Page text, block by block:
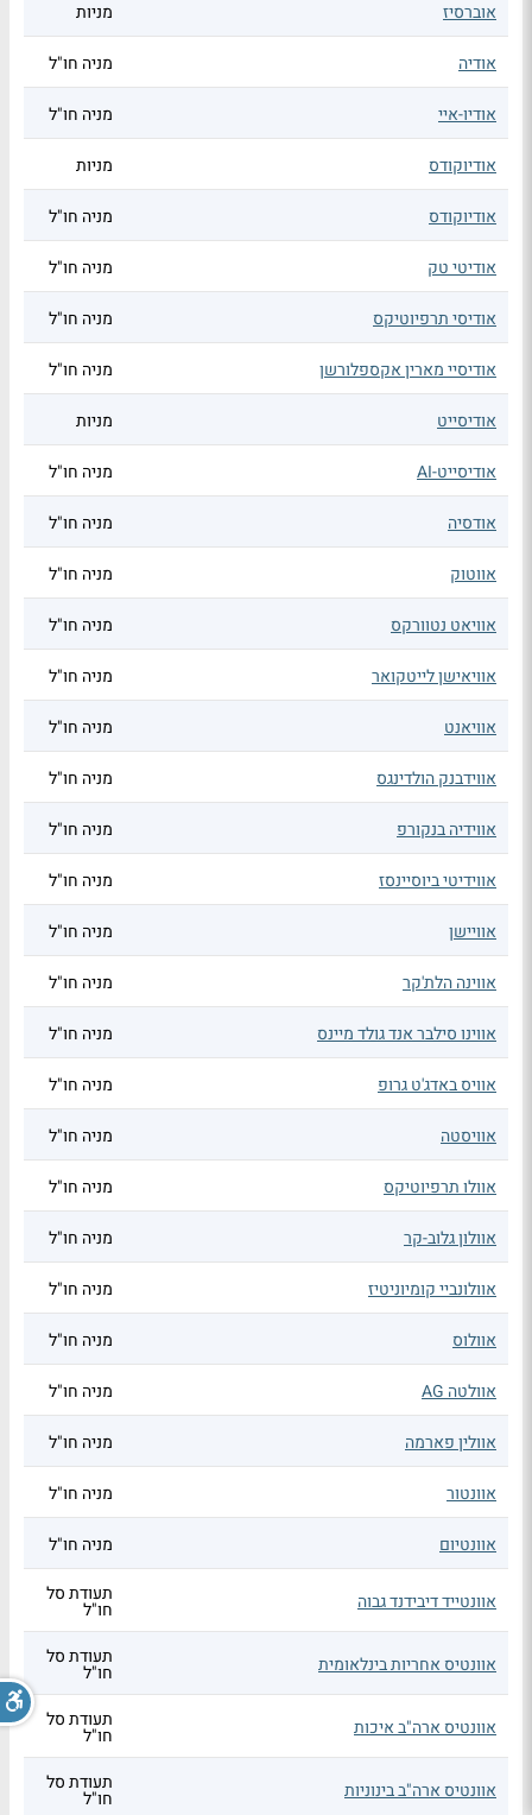
אוברסיז
מניות
אודיה מניה חו"ל
אודיו-איי מניה חו"ל
אודיוקודס מניות
אודיוקודס מניה חו"ל
אודיטי טק מניה חו"ל
אודיסי תרפיוטיקס מניה חו"ל
אודיסיי מארין אקספלורשן מניה חו"ל
אודיסייט מניות
אודיסייט-AI מניה חו"ל
אודסיה מניה חו"ל
אווטוק מניה חו"ל
אוויאט נטוורקס מניה חו"ל
אוויאישן לייטקואר מניה חו"ל
אוויאנט מניה חו"ל
אווידבנק הולדינגס מניה חו"ל
אווידיה בנקורפ מניה חו"ל
אווידיטי ביוסיינסז מניה חו"ל
אוויישן מניה חו"ל
אווינה הלת'קר מניה חו"ל
אווינו סילבר אנד גולד מיינס מניה חו"ל
אוויס באדג'ט גרופ מניה חו"ל
אוויסטה מניה חו"ל
אוולו תרפיוטיקס מניה חו"ל
אוולון גלוב-קר מניה חו"ל
אוולונביי קומיוניטיז מניה חו"ל
אוולוס מניה חו"ל
אוולטה AG מניה חו"ל
אוולין פארמה מניה חו"ל
אוונטור מניה חו"ל
אוונטיום מניה חו"ל
אוונטייד דיבידנד גבוה תעודת סל
חו"ל
אוונטיס אחריות בינלאומית תעודת סל
חו"ל
אוונטיס ארה"ב איכות תעודת סל
חו"ל
אוונטיס ארה"ב בינוניות תעודת סל
חו"ל